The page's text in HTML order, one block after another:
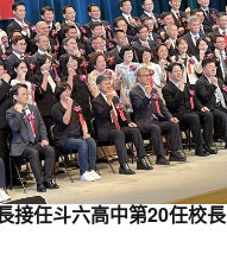
接任斗六高中第20任校長